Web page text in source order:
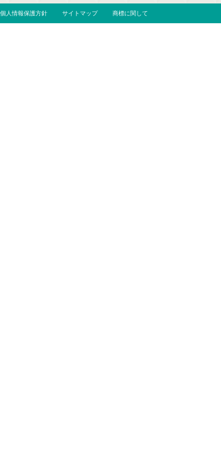
個人情報保護方針 サイトマップ 商標に関して